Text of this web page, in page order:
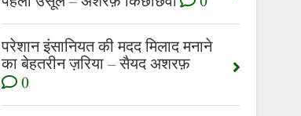
परेशान इंसानियत की मदद मिलाद मनाने
का बेहतरीन ज़रिया – सैयद अशरफ़
0